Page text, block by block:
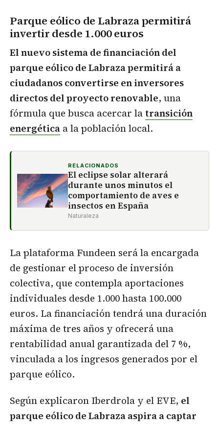
Parque eólico de Labraza permitirá
invertir desde 1.000 euros
El nuevo sistema de financiación del
parque eólico de Labraza permitirá a
ciudadanos convertirse en inversores
directos del proyecto renovable, una
fórmula que busca acercar latransición
energética a la población local.
RELACIONADOS
El eclipse solar alterará
durante unos minutos el
comportamiento de aves e
insectos en España
Naturaleza
La plataforma Fundeen será la encargada
de gestionar el proceso de inversión
colectiva, que contempla aportaciones
individuales desde 1.000 hasta 100.000
euros. La financiación tendrá una duración
máxima de tres años y ofrecerá una
rentabilidad anual garantizada del 7 %,
vinculada a los ingresos generados por el
parque eólico.
Según explicaron Iberdrola y el EVE, el
parque eólico de Labraza aspira a captar